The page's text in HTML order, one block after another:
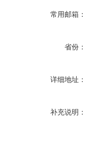
常用邮箱：
省份：
详细地址：
补充说明：